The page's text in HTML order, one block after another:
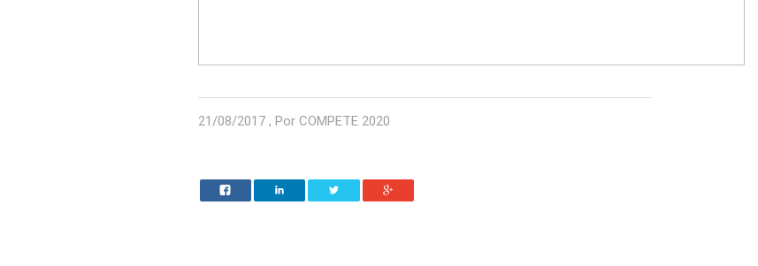
21/08/2017 , Por COMPETE 2020